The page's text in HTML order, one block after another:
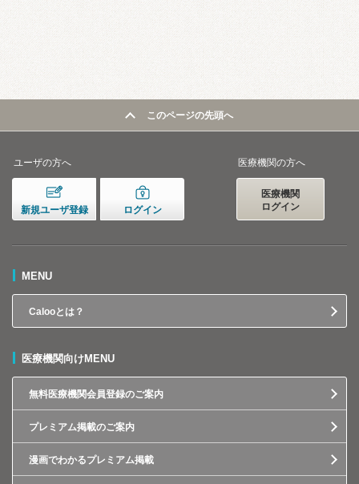
このページの先頭へ
ユーザの方へ
新規ユーザ登録 ログイン
医療機関の方へ
医療機関
ログイン
MENU
Calooとは？
医療機関向けMENU
無料医療機関会員登録のご案内
プレミアム掲載のご案内
漫画でわかるプレミアム掲載